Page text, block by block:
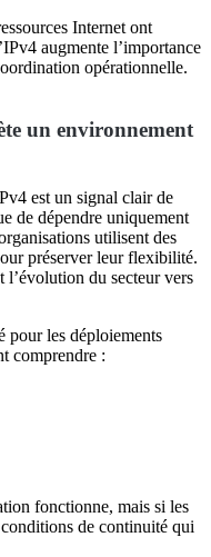
Internet ont
augmente l’importance
opérationnelle.
un environnement
est un signal clair de
de dépendre uniquement
utilisent des
préserver leur flexibilité.
l’évolution du secteur vers
pour les déploiements
comprendre :
fonctionne, mais si les
de continuité qui